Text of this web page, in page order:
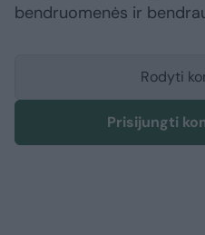
bendruomenės ir
Rodyti
Prisijungti